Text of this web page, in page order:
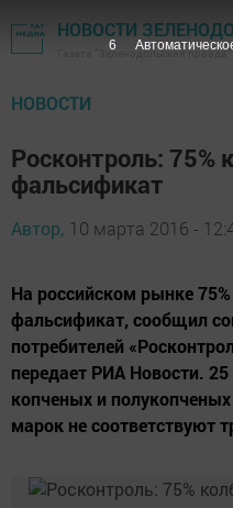
НОВОСТИ
Газета "Зеленодольская
НОВОСТИ
​Росконтроль: 75%
фальсификат
Автор, 10 марта 2016 -
На российском рынке
фальсификат, сообщил
потребителей
передает РИА Новости.
копченых и
марок не соответствуют
6